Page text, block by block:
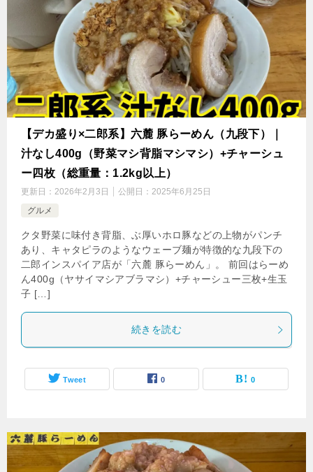
【デカ盛り×二郎系】六麓 豚らーめん（九段下）｜
汁なし400g（野菜マシ背脂マシマシ）+チャーシュ
ー四枚（総重量：1.2kg以上）
更新日： 2026年2月3日 公開日： 2025年6月25日
グルメ
クタ野菜に味付き背脂、ぶ厚いホロ豚などの上物がパンチ
あり、キャタピラのようなウェーブ麺が特徴的な九段下の
二郎インスパイア店が「六麓 豚らーめん」。 前回はらーめ
ん400g（ヤサイマシアブラマシ）+チャーシュー三枚+生玉
子 […]
続きを読む
Tweet 0 0